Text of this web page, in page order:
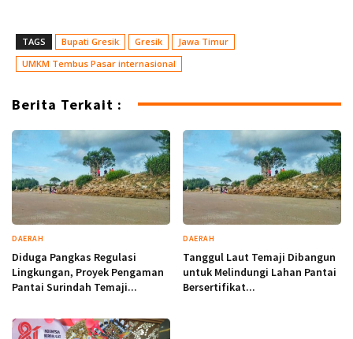
TAGS Bupati Gresik Gresik
Jawa Timur
UMKM Tembus Pasar internasional
Berita Terkait :
DAERAH
Diduga Pangkas Regulasi
Lingkungan, Proyek Pengaman
Pantai Surindah Temaji...
DAERAH
Tanggul Laut Temaji Dibangun
untuk Melindungi Lahan Pantai
Bersertifikat...